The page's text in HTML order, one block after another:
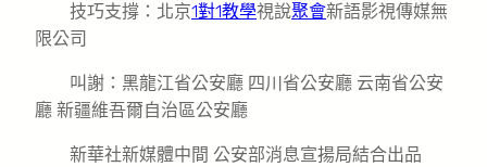
技巧支撐：北京1對1教學視說聚會新語影視傳媒無
限公司
叫謝：黑龍江省公安廳 四川省公安廳 云南省公安
廳 新疆維吾爾自治區公安廳
新華社新媒體中間 公安部消息宣揚局結合出品